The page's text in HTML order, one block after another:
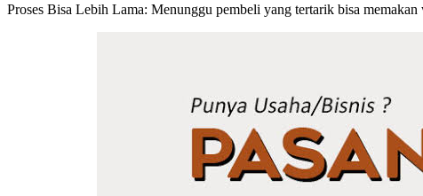
Proses Bisa Lebih Lama: Menunggu pembeli yang tertarik bisa